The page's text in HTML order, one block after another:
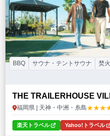
温泉 プール 海水浴 ドッグ
駅から送迎あり
条件をクリア
THE TRAILERHOUSE
福岡県 | 天神・中洲・糸島
BBQ サウナ・テントサウナ 焚
楽天トラベル Yahoo!トラベル